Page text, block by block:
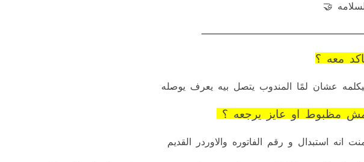
🤝
عشان لمًا المندوب يتصل بيه يعرف يوصله
انه استبدال و رقم الفاتوره والاوردر القديم